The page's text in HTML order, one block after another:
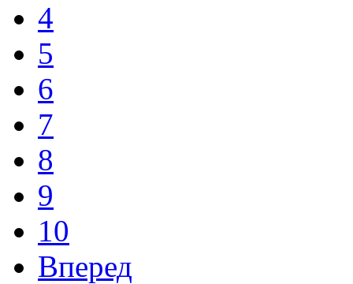
4
5
6
7
8
9
10
Вперед